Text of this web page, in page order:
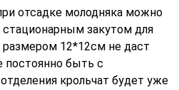
отсадке молодняка можно
стационарным закутом для
размером 12*12см не даст
постоянно быть с
крольчат будет уже